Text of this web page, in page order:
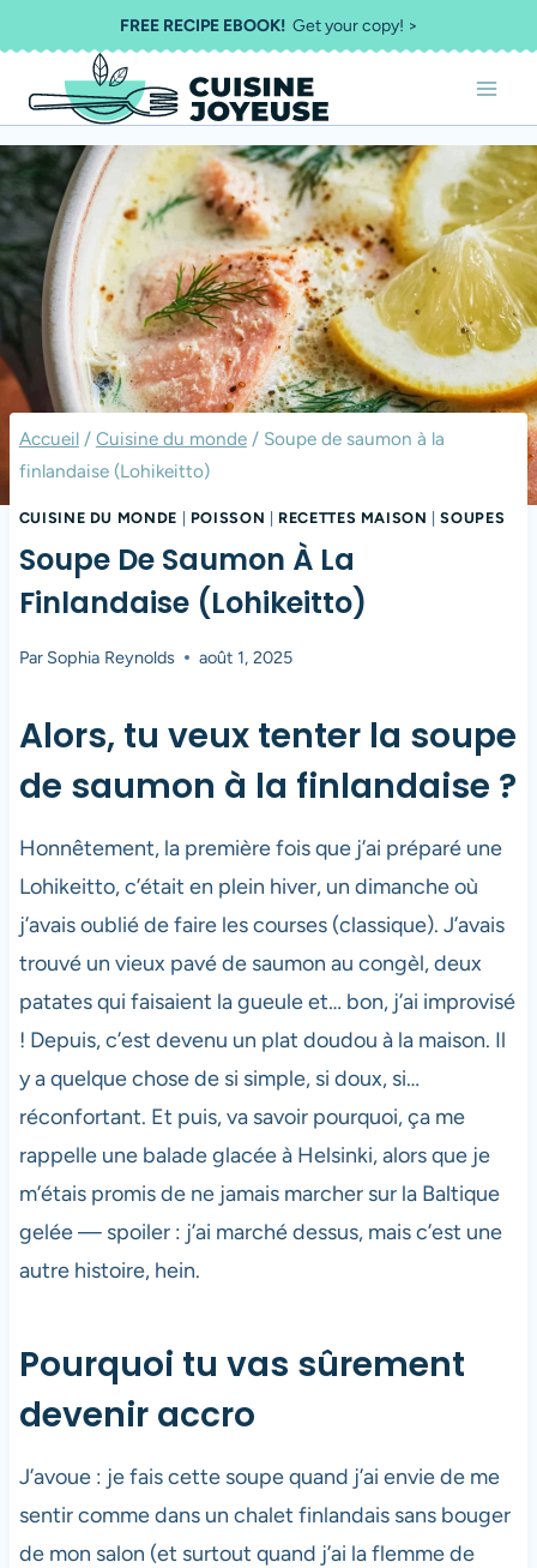
au
contenu
FREE RECIPE EBOOK!Get your copy! >
Accueil / Cuisine du monde / Soupe de saumon à la
finlandaise (Lohikeitto)
CUISINE DU MONDE POISSON RECETTES MAISON |SOUPES
Soupe De Saumon À La
Finlandaise (Lohikeitto)
Par Sophia Reynolds août 1, 2025
Alors, tu veux tenter la soupe
de saumon à la finlandaise ?
Honnêtement, la première fois que j’ai préparé une
Lohikeitto, c’était en plein hiver, un dimanche où
j’avais oublié de faire les courses (classique). J’avais
trouvé un vieux pavé de saumon au congèl, deux
patates qui faisaient la gueule et… bon, j’ai improvisé
! Depuis, c’est devenu un plat doudou à la maison. Il
y a quelque chose de si simple, si doux, si…
réconfortant. Et puis, va savoir pourquoi, ça me
rappelle une balade glacée à Helsinki, alors que je
m’étais promis de ne jamais marcher sur la Baltique
gelée — spoiler : j’ai marché dessus, mais c’est une
autre histoire, hein.
Pourquoi tu vas sûrement
devenir accro
J’avoue : je fais cette soupe quand j’ai envie de me
sentir comme dans un chalet finlandais sans bouger
de mon salon (et surtout quand j’ai la flemme de